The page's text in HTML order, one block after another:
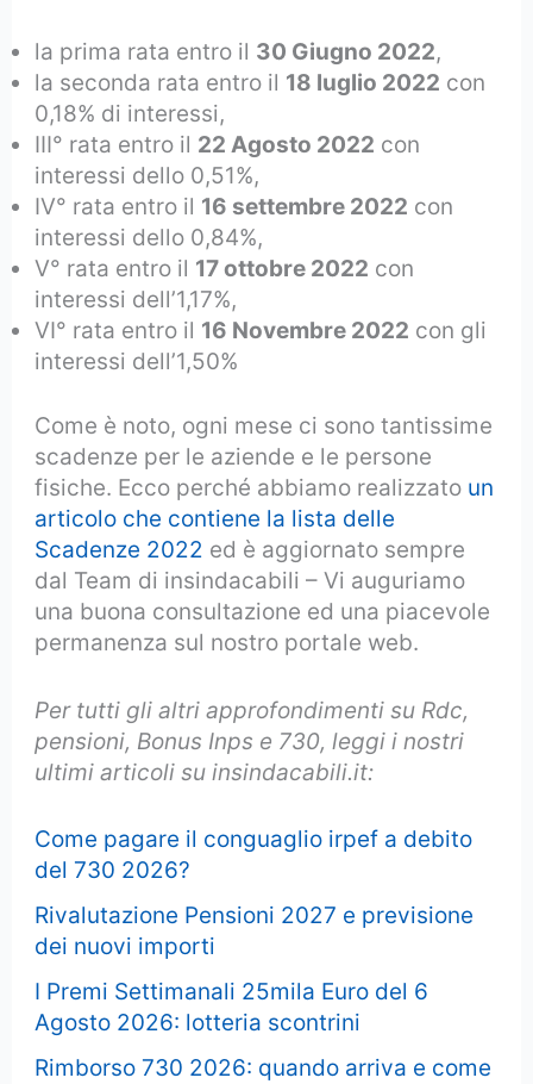
la prima rata entro il 30 Giugno 2022,
la seconda rata entro il 18 luglio 2022 con
0,18% di interessi,
III° rata entro il 22 Agosto 2022 con
interessi dello 0,51%,
IV° rata entro il 16 settembre 2022 con
interessi dello 0,84%,
V° rata entro il 17 ottobre 2022 con
interessi dell’1,17%,
VI° rata entro il 16 Novembre 2022 con gli
interessi dell’1,50%
Come è noto, ogni mese ci sono tantissime
scadenze per le aziende e le persone
fisiche. Ecco perché abbiamo realizzato un
articolo che contiene la lista delle
Scadenze 2022 ed è aggiornato sempre
dal Team di insindacabili – Vi auguriamo
una buona consultazione ed una piacevole
permanenza sul nostro portale web.
Per tutti gli altri approfondimenti su Rdc,
pensioni, Bonus Inps e 730, leggi i nostri
ultimi articoli su insindacabili.it:
Come pagare il conguaglio irpef a debito
del 730 2026?
Rivalutazione Pensioni 2027 e previsione
dei nuovi importi
I Premi Settimanali 25mila Euro del 6
Agosto 2026: lotteria scontrini
Rimborso 730 2026: quando arriva e come